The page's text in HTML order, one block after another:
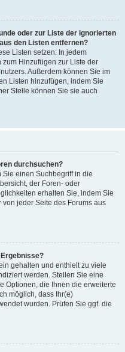
oder zur Liste der ignorierten
den Listen entfernen?
Listen setzen: In jedem
Hinzufügen zur Liste der
Außerdem können Sie im
Listen hinzufügen, indem Sie
Stelle können Sie sie auch
durchsuchen?
einen Suchbegriff in die
der Foren- oder
erhalten Sie, indem Sie
von jeder Seite des Forums aus
gehalten und enthielt zu viele
werden. Stellen Sie eine
Optionen, die Ihnen die erweiterte
möglich, dass Ihr(e)
wurden. Prüfen Sie ggf. die